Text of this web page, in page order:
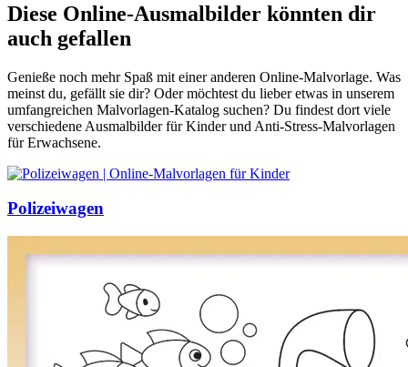
Diese Online-Ausmalbilder könnten dir
auch gefallen
Genieße noch mehr Spaß mit einer anderen Online-Malvorlage. Was
meinst du, gefällt sie dir? Oder möchtest du lieber etwas in unserem
umfangreichen Malvorlagen-Katalog suchen? Du findest dort viele
verschiedene Ausmalbilder für Kinder und Anti-Stress-Malvorlagen
für Erwachsene.
Polizeiwagen